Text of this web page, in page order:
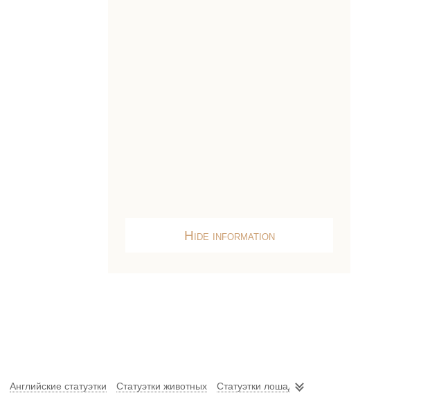
Hide information
Английские статуэтки Статуэтки животных Статуэтки лошадей